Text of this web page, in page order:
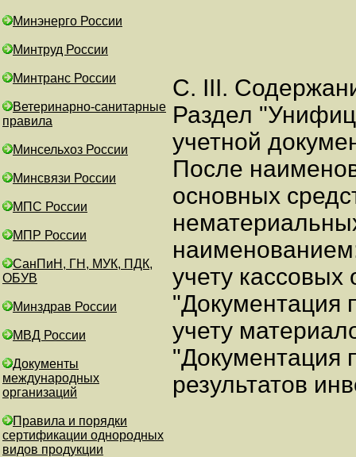
Минэнерго России
Минтруд России
Минтранс России
Ветеринарно-санитарные
правила
Минсельхоз России
Минсвязи России
МПС России
МПР России
СанПиН, ГН, МУК, ПДК,
ОБУВ
Минздрав России
МВД России
Документы
международных
организаций
Правила и порядки
сертификации однородных
видов продукции
С. III.
Раздел
учетной
После
основных
учету
"Документация
учету
"Документация
результатов